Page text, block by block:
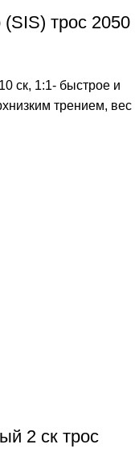
трос 2050
ск, 1:1- быстрое и
трением, вес
2 ск трос